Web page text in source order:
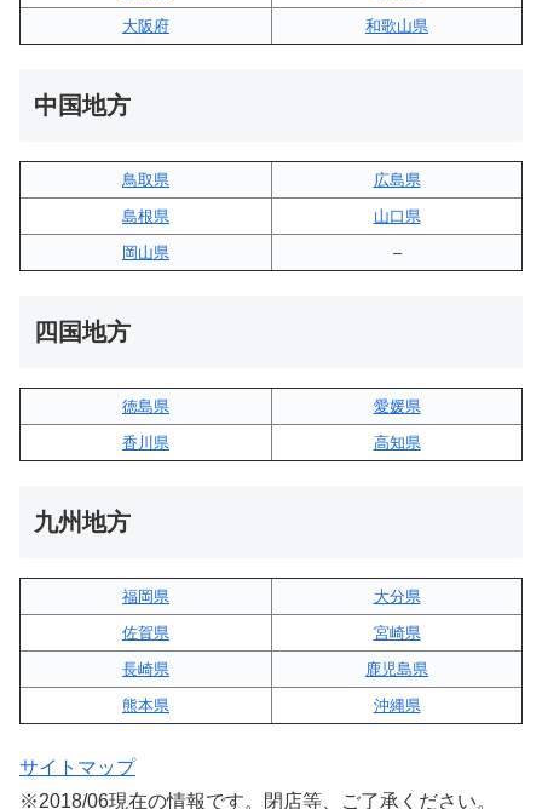
大阪府
和歌山県
中国地方
鳥取県
広島県
島根県
山口県
岡山県
–
四国地方
徳島県
愛媛県
香川県
高知県
九州地方
福岡県
大分県
佐賀県
宮崎県
長崎県
鹿児島県
熊本県
沖縄県
サイトマップ
※2018/06現在の情報です。閉店等、ご了承ください。